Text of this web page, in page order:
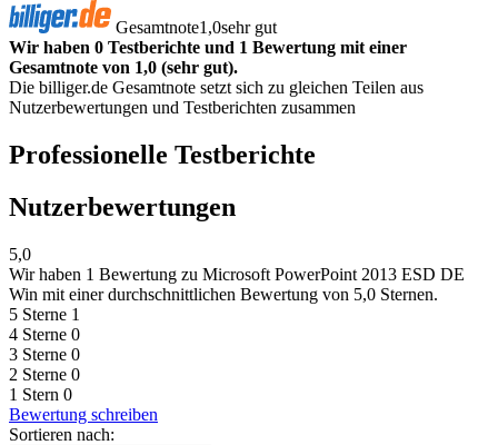
Gesamtnote1,0sehr gut
Wir haben 0 Testberichte und 1 Bewertung mit einer
Gesamtnote von 1,0 (sehr gut).
Die billiger.de Gesamtnote setzt sich zu gleichen Teilen aus
Nutzerbewertungen und Testberichten zusammen
Professionelle Testberichte
Nutzerbewertungen
5,0
Wir haben 1 Bewertung zu Microsoft PowerPoint 2013 ESD DE
Win mit einer durchschnittlichen Bewertung von 5,0 Sternen.
5 Sterne 1
4 Sterne 0
3 Sterne 0
2 Sterne 0
1 Stern 0
Bewertung schreiben
Sortieren nach: